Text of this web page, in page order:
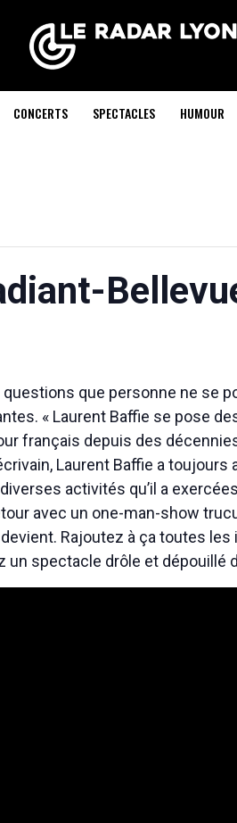
CONCERTS SPECTACLES HUMOUR
que personne ne se
« Laurent Baffie se pose
français depuis des
Laurent Baffie a
activités qu’il a
avec un one-man-show
Rajoutez à ça toutes
un spectacle drôle et